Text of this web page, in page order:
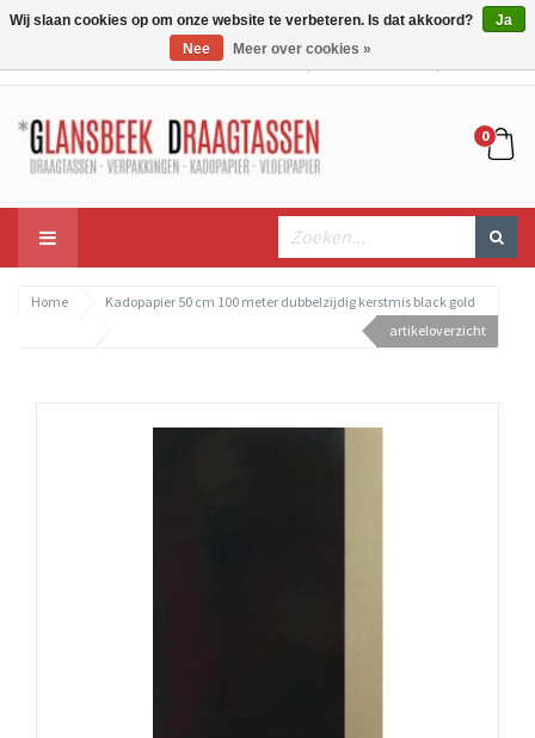
0
Home
Kadopapier 50 cm 100 meter dubbelzijdig kerstmis black gold
artikeloverzicht
Wij slaan cookies op om onze website te verbeteren. Is dat akkoord?
Ja
Nee
Meer over cookies »